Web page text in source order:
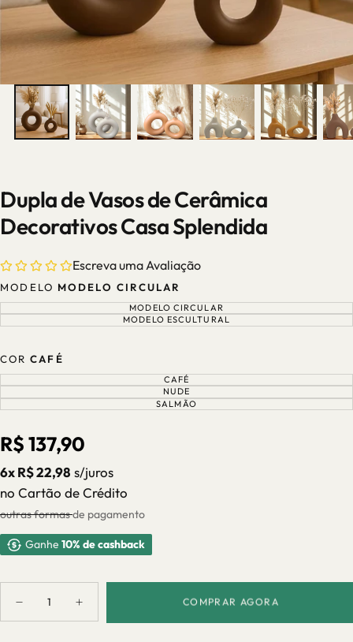
Dupla de Vasos de Cerâmica
Decorativos Casa Splendida
Escreva uma Avaliação
MODELO MODELO CIRCULAR
MODELO CIRCULAR
VARIANTE
ESGOTADA
OU
MODELO ESCULTURAL
VARIANTE
COR CAFÉ
CAFÉVARIANTE
ESGOTADA
OU
INDISPONÍVEL
NUDEVARIANTE
ESGOTADA
OU
SALMÃOVARIANTE
Preço
regular
R$ 137,90
6x R$ 22,98 s/juros
no Cartão de Crédito
outras formas de pagamento
Ganhe 10% de cashback
Diminuir
quantidade
Aumentar
quantidade
COMPRAR AGORA